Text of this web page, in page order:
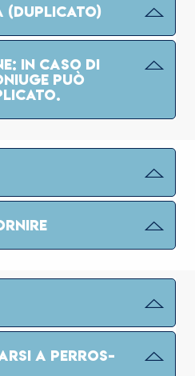
(DUPLICATO)
IN CASO DI
PUÒ
A PERROS-